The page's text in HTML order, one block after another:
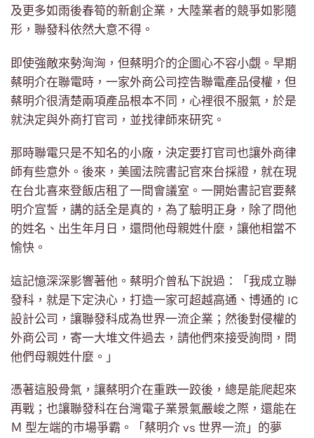
及更多如雨後春筍的新創企業，大陸業者的競爭如影隨
形，聯發科依然大意不得。
即使強敵來勢洶洶，但蔡明介的企圖心不容小覷。早期
蔡明介在聯電時，一家外商公司控告聯電產品侵權，但
蔡明介很清楚兩項產品根本不同，心裡很不服氣，於是
就決定與外商打官司，並找律師來研究。
那時聯電只是不知名的小廠，決定要打官司也讓外商律
師有些意外。後來，美國法院書記官來台採證，就在現
在台北喜來登飯店租了一間會議室。一開始書記官要蔡
明介宣誓，講的話全是真的，為了驗明正身，除了問他
的姓名、出生年月日，還問他母親姓什麼，讓他相當不
愉快。
這記憶深深影響著他。蔡明介曾私下說過：「我成立聯
發科，就是下定決心，打造一家可超越高通、博通的 IC
設計公司，讓聯發科成為世界一流企業；然後對侵權的
外商公司，寄一大堆文件過去，請他們來接受詢問，問
他們母親姓什麼。」
憑著這股骨氣，讓蔡明介在重跌一跤後，總是能爬起來
再戰；也讓聯發科在台灣電子業景氣嚴峻之際，還能在
Ｍ 型左端的市場爭霸。「蔡明介 vs 世界一流」的夢